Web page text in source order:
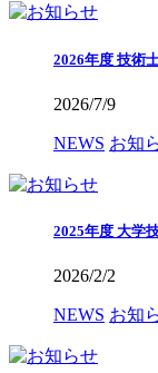
2026年度 技術
2026/7/9
NEWS お知
2025年度 大学
2026/2/2
NEWS お知